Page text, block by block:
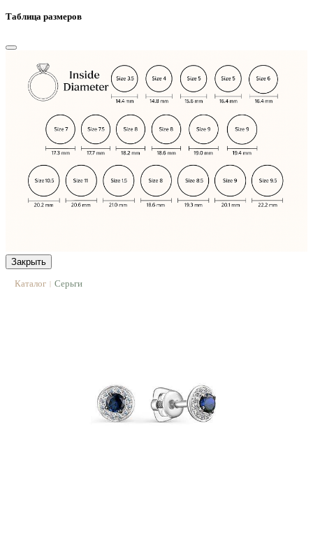
Таблица размеров
Закрыть
Каталог | Серьги